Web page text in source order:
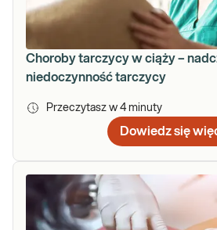
Choroby tarczycy w ciąży –
niedoczynność tarczycy
Przeczytasz w 4 minuty
Dowiedz się